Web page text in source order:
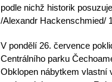
podle nichž historik
/Alexandr Hackenschmied/
V pondělí 26. července
Centrálního parku
Obklopen nábytkem vlastní